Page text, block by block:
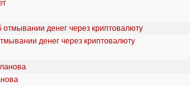
денег через криптовалюту